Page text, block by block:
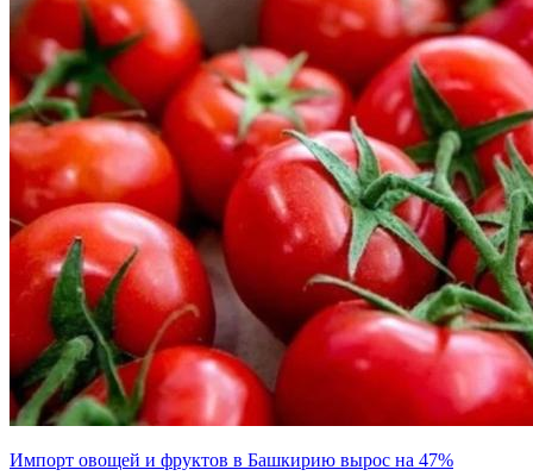
Импорт овощей и фруктов в Башкирию вырос на 47%